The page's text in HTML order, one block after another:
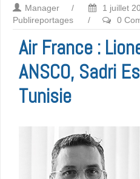
Manager / 1 juillet
Publireportages
/ 0
Air France :
ANSCO, Sadri
Tunisie